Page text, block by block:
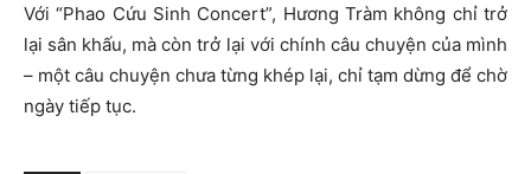
Với “Phao Cứu Sinh Concert”, Hương Tràm không chỉ trở
lại sân khấu, mà còn trở lại với chính câu chuyện của mình
– một câu chuyện chưa từng khép lại, chỉ tạm dừng để chờ
ngày tiếp tục.